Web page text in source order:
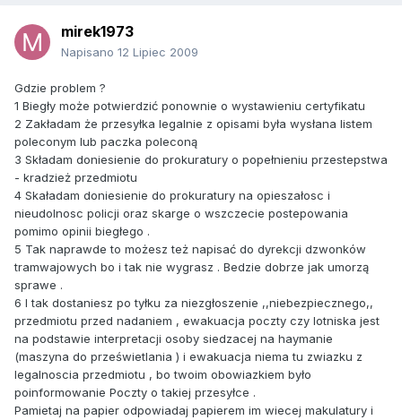
mirek1973
Napisano 12 Lipiec 2009
Gdzie problem ?
1 Biegły może potwierdzić ponownie o wystawieniu certyfikatu
2 Zakładam że przesyłka legalnie z opisami była wysłana listem
poleconym lub paczka poleconą
3 Składam doniesienie do prokuratury o popełnieniu przestepstwa
- kradzież przedmiotu
4 Skaładam doniesienie do prokuratury na opieszałosc i
nieudolnosc policji oraz skarge o wszczecie postepowania
pomimo opinii biegłego .
5 Tak naprawde to możesz też napisać do dyrekcji dzwonków
tramwajowych bo i tak nie wygrasz . Bedzie dobrze jak umorzą
sprawe .
6 I tak dostaniesz po tyłku za niezgłoszenie ,,niebezpiecznego,,
przedmiotu przed nadaniem , ewakuacja poczty czy lotniska jest
na podstawie interpretacji osoby siedzacej na haymanie
(maszyna do prześwietlania ) i ewakuacja niema tu zwiazku z
legalnoscia przedmiotu , bo twoim obowiazkiem było
poinformowanie Poczty o takiej przesyłce .
Pamietaj na papier odpowiadaj papierem im wiecej makulatury i